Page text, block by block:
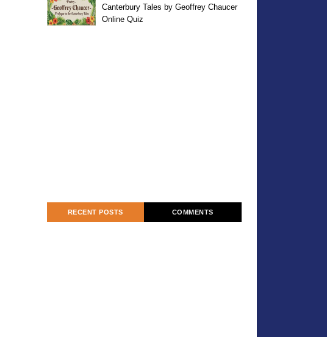
Canterbury Tales by Geoffrey Chaucer
Online Quiz
RECENT POSTS COMMENTS